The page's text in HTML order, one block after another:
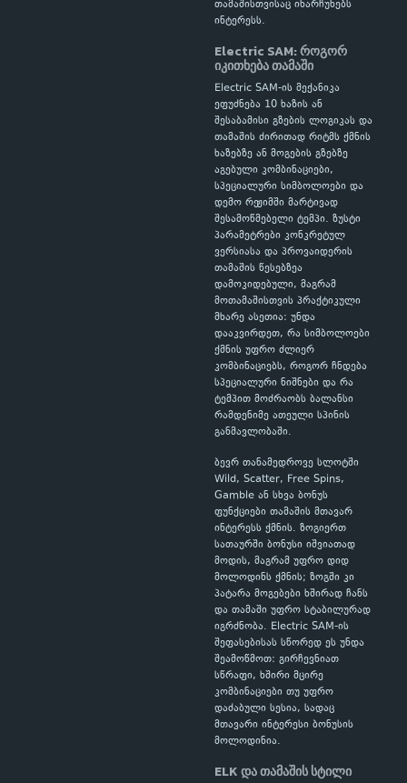
თამაშისთვისაც ინარჩუნებს
ინტერესს.
Electric SAM: როგორ
იკითხება თამაში
Electric SAM-ის მექანიკა
ეფუძნება 10 ხაზის ან
შესაბამისი გზების ლოგიკას და
თამაშის ძირითად რიტმს ქმნის
ხაზებზე ან მოგების გზებზე
აგებული კომბინაციები,
სპეციალური სიმბოლოები და
დემო რეჟიმში მარტივად
შესამოწმებელი ტემპი. ზუსტი
პარამეტრები კონკრეტულ
ვერსიასა და პროვაიდერის
თამაშის წესებზეა
დამოკიდებული, მაგრამ
მოთამაშისთვის პრაქტიკული
მხარე ასეთია: უნდა
დააკვირდეთ, რა სიმბოლოები
ქმნის უფრო ძლიერ
კომბინაციებს, როგორ ჩნდება
სპეციალური ნიშნები და რა
ტემპით მოძრაობს ბალანსი
რამდენიმე ათეული სპინის
განმავლობაში.
ბევრ თანამედროვე სლოტში
Wild, Scatter, Free Spins,
Gamble ან სხვა ბონუს
ფუნქციები თამაშის მთავარ
ინტერესს ქმნის. ზოგიერთ
სათაურში ბონუსი იშვიათად
მოდის, მაგრამ უფრო დიდ
მოლოდინს ქმნის; ზოგში კი
პატარა მოგებები ხშირად ჩანს
და თამაში უფრო სტაბილურად
იგრძნობა. Electric SAM-ის
შეფასებისას სწორედ ეს უნდა
შეამოწმოთ: გირჩევნიათ
სწრაფი, ხშირი მცირე
კომბინაციები თუ უფრო
დაძაბული სესია, სადაც
მთავარი ინტერესი ბონუსის
მოლოდინია.
ELK და თამაშის სტილი